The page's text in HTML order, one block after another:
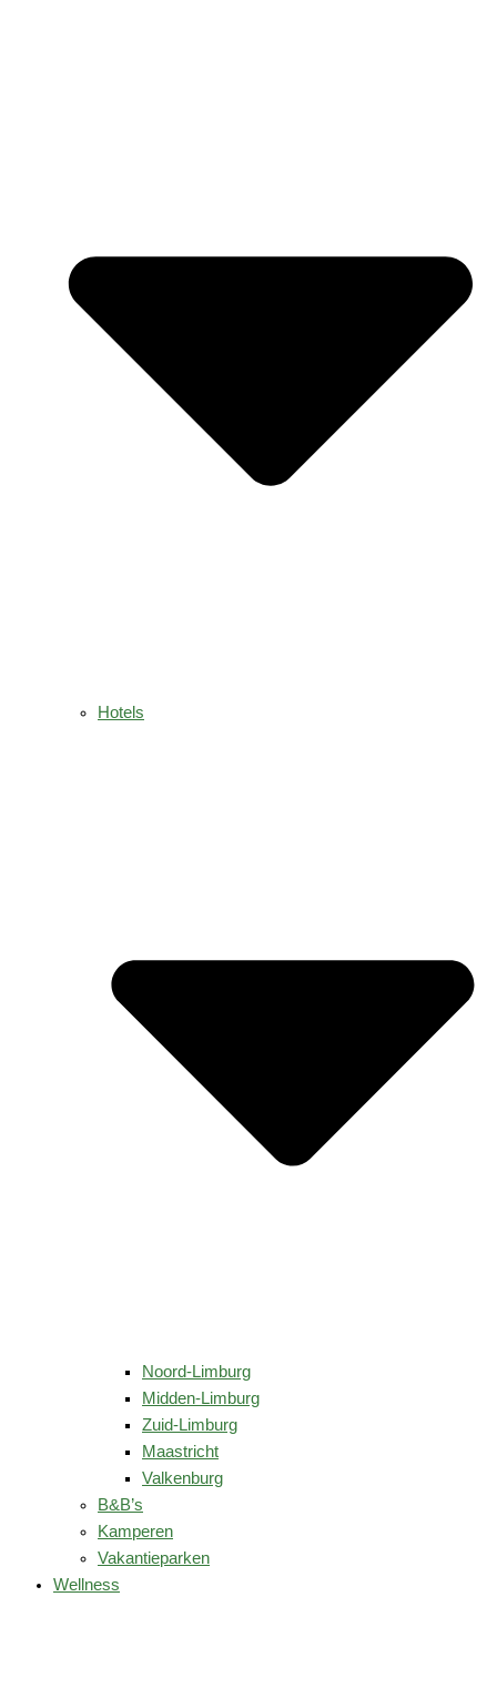
Hotels
Noord-Limburg
Midden-Limburg
Zuid-Limburg
Maastricht
Valkenburg
B&B’s
Kamperen
Vakantieparken
Wellness